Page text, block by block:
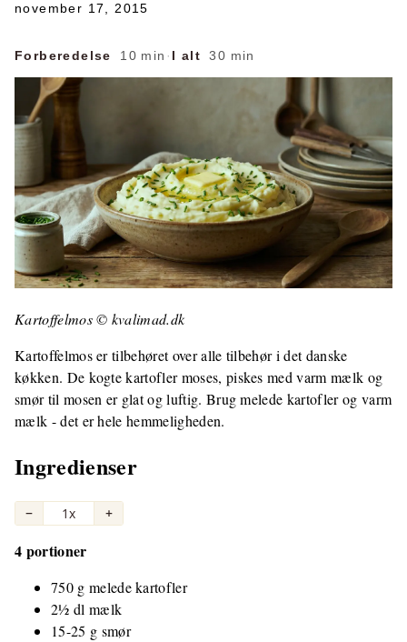
november 17, 2015
Forberedelse 10 min · I alt 30 min
Kartoffelmos © kvalimad.dk
Kartoffelmos er tilbehøret over alle tilbehør i det danske
køkken. De kogte kartofler moses, piskes med varm mælk og
smør til mosen er glat og luftig. Brug melede kartofler og varm
mælk - det er hele hemmeligheden.
Ingredienser
− 1x +
4 portioner
750 g melede kartofler
2½ dl mælk
15-25 g smør